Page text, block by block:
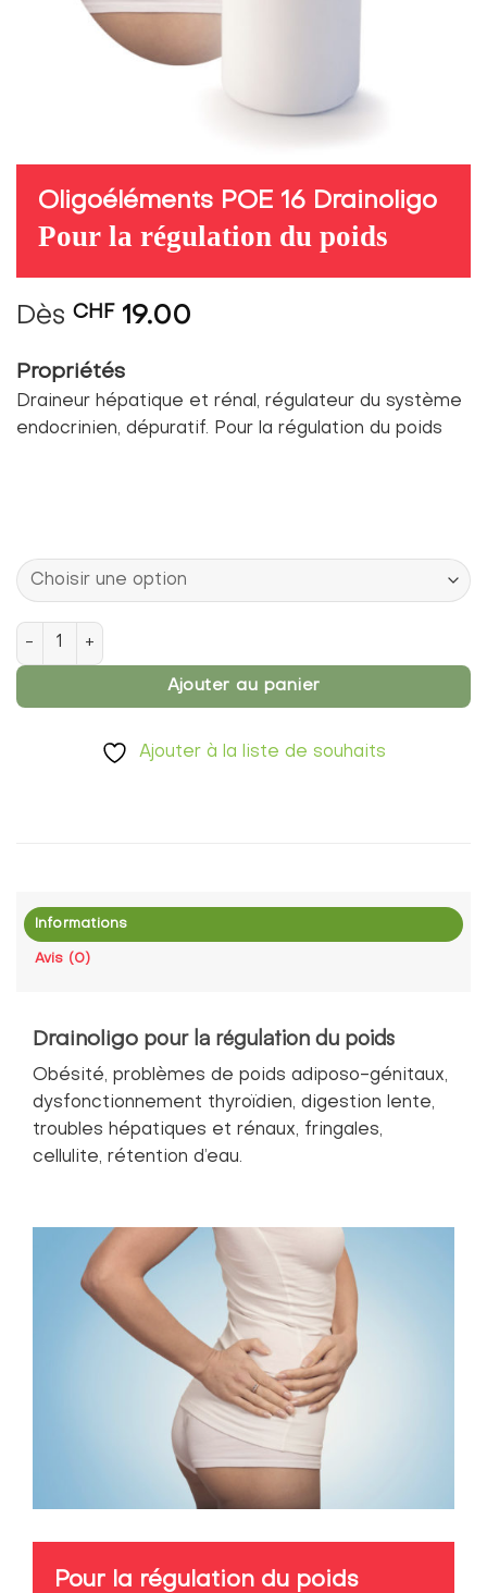
Oligoéléments POE 16 Drainoligo
Pour la régulation du poids
Dès CHF 19.00
Propriétés
Draineur hépatique et rénal, régulateur du système
endocrinien, dépuratif. Pour la régulation du poids
quantité de Oligoéléments POE 16 Drainoligo Pour la
Ajouter au panier
Ajouter à la liste de souhaits
Informations
Avis (0)
Drainoligo pour la régulation du poids
Obésité, problèmes de poids adiposo-génitaux,
dysfonctionnement thyroïdien, digestion lente,
troubles hépatiques et rénaux, fringales,
cellulite, rétention d’eau.
Pour la régulation du poids